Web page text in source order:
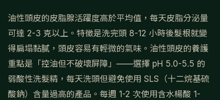
油性頭皮的皮脂腺活躍度高於平均值，每天皮脂分泌量
可達 2-3 克以上。特徵是洗完頭 8-12 小時後髮根就變
得扁塌黏膩，頭皮容易有輕微的氣味。油性頭皮的養護
重點是「控油但不破壞屏障」——選擇 pH 5.0-5.5 的
弱酸性洗髮精，每天洗頭但避免使用 SLS（十二烷基硫
酸鈉）含量過高的產品。每週 1-2 次使用含水楊酸 1-